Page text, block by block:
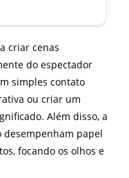
criar cenas
do espectador
simples contato
ou criar um
Além disso, a
papel
focando os olhos e